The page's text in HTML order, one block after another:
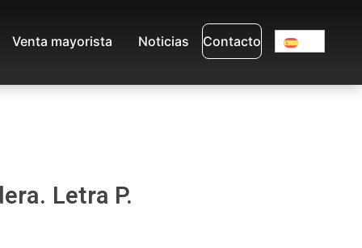
Venta mayorista Noticias Contacto
Letra P.